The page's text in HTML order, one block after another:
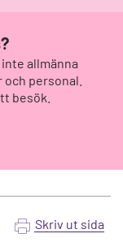
allmänna
personal.
besök.
Skriv ut sida